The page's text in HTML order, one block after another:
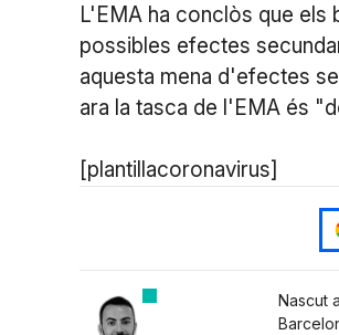
L'EMA ha conclòs que els
possibles efectes
aquesta mena d'efectes
ara la tasca de l'EMA és
[plantillacoronavirus]
Nascut